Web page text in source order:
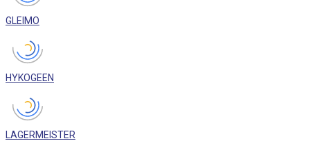
GLEIMO
HYKOGEEN
LAGERMEISTER